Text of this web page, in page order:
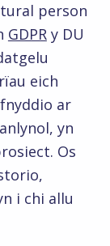
person
GDPRy DU
eich
ar
yn
Os
i chi allu